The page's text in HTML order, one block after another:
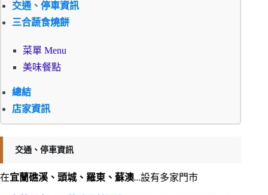
交通、停車資訊
三合蔬食燒餅
菜單 Menu
美味餐點
總結
店家資訊
交通、停車資訊
在宜蘭礁溪、頭城、羅東、蘇澳…設有多家門市